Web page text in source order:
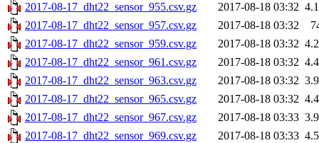
2017-08-17_dht22_sensor_955.csv.gz 2017-08-18 03:32
2017-08-17_dht22_sensor_957.csv.gz
2017-08-18 03:32
2017-08-17_dht22_sensor_959.csv.gz
2017-08-18 03:32
2017-08-17_dht22_sensor_961.csv.gz
2017-08-18 03:32
2017-08-17_dht22_sensor_963.csv.gz
2017-08-18 03:32
2017-08-17_dht22_sensor_965.csv.gz
2017-08-18 03:32
2017-08-17_dht22_sensor_967.csv.gz
2017-08-18 03:33
2017-08-17_dht22_sensor_969.csv.gz
2017-08-18 03:33